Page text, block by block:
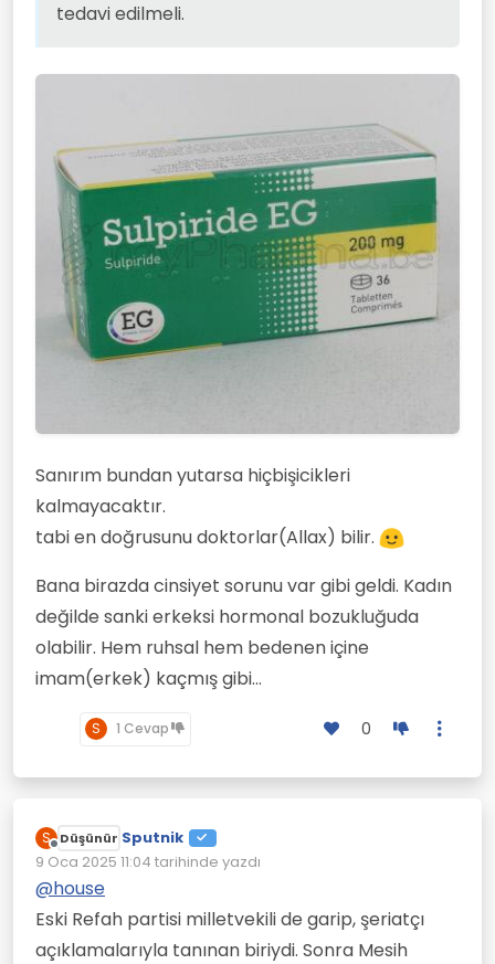
tedavi edilmeli.
Sanırım bundan yutarsa hiçbişicikleri
kalmayacaktır.
tabi en doğrusunu doktorlar(Allax) bilir.
Bana birazda cinsiyet sorunu var gibi geldi. Kadın
değilde sanki erkeksi hormonal bozukluğuda
olabilir. Hem ruhsal hem bedenen içine
imam(erkek) kaçmış gibi...
S 1 Cevap 0
S
Çevrimdışı
Düşünür Sputnik
9 Oca 2025 11:04 tarihinde yazdı
Son düzenleyen:
@house
Eski Refah partisi milletvekili de garip, şeriatçı
açıklamalarıyla tanınan biriydi. Sonra Mesih